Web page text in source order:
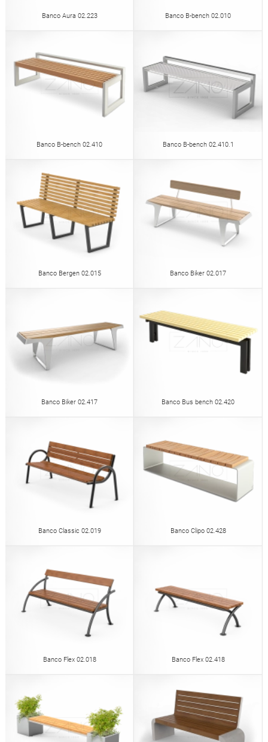
Banco Aura 02.223 Banco B-bench 02.010
Banco B-bench 02.410 Banco B-bench 02.410.1
Banco Bergen 02.015 Banco Biker 02.017
Banco Biker 02.417 Banco Bus bench 02.420
Banco Classic 02.019 Banco Clipo 02.428
Banco Flex 02.018 Banco Flex 02.418